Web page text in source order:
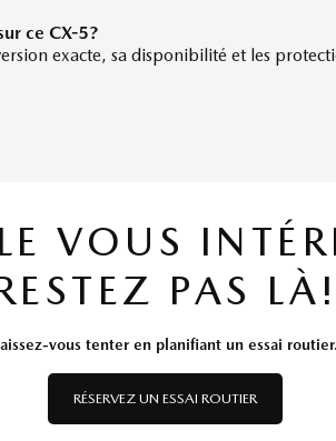
ce CX-5?
exacte, sa disponibilité et les
VOUS
PAS LÀ!
vous tenter en planifiant un essai
RÉSERVEZ UN ESSAI ROUTIER